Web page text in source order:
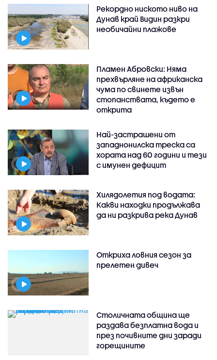
Рекордно ниското ниво на
Дунав край Видин разкри
необичайни плажове
Пламен Абровски: Няма
прехвърляне на африканска
чума по свинете извън
стопанствата, където е
открита
Най-застрашени от
западнонилска треска са
хората над 60 години и тези
с имунен дефицит
Хилядолетия под водата:
Какви находки продължава
да ни разкрива река Дунав
Откриха ловния сезон за
прелетен дивеч
Столичната община ще
раздава безплатна вода и
през почивните дни заради
горещините